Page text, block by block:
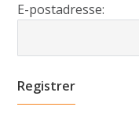
E-postadresse: